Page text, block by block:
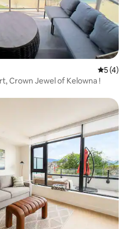
Note
5 (4)
Crown Jewel of Kelowna !